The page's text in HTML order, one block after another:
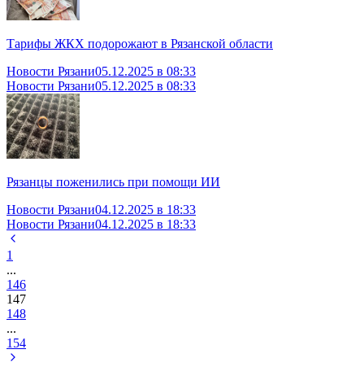
Тарифы ЖКХ подорожают в Рязанской области
Новости Рязани05.12.2025 в 08:33
Новости Рязани05.12.2025 в 08:33
Рязанцы поженились при помощи ИИ
Новости Рязани04.12.2025 в 18:33
Новости Рязани04.12.2025 в 18:33
1
...
146
147
148
...
154